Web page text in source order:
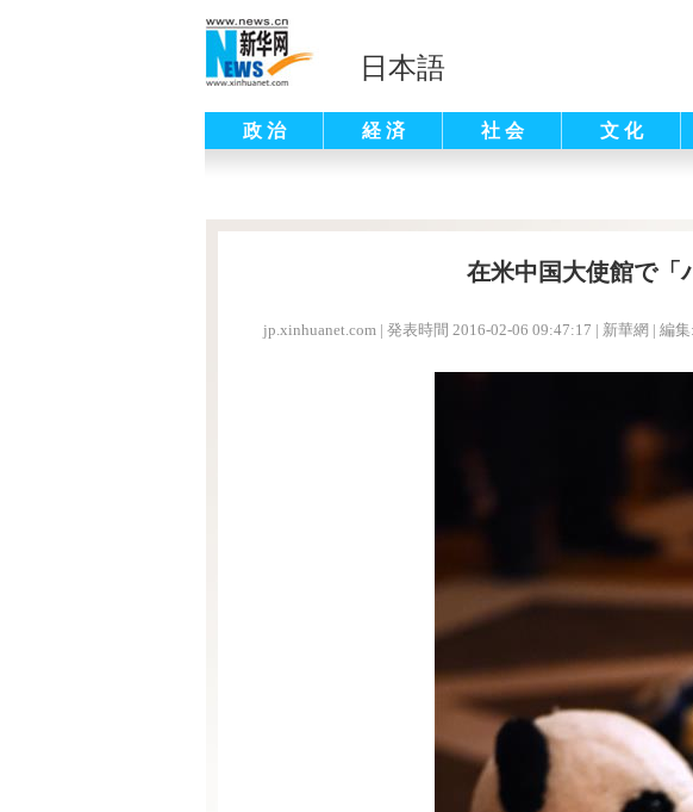
日本語
政 治 経 済 社 会 文 化
在米中国大使館で「
jp.xinhuanet.com | 発表時間 2016-02-06 09:47:17 | 新華網 | 編